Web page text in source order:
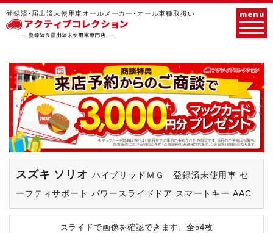
登録済･届出済未使用車オールメーカー･オール車種取扱い menu
スズキ ソリオ ハイブリッドＭＧ 登録済未使用車 セ
ーフティサポート パワースライドドア スマートキー AAC
スライドで画像を確認できます。全54枚